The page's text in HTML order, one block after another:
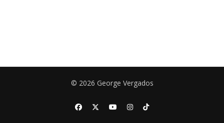
© 2026 George Vergados